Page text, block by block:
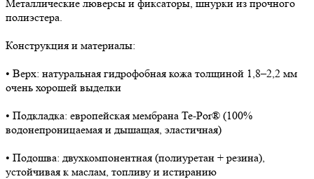
Металлические люверсы и фиксаторы, шнурки из прочного
полиэстера.
Конструкция и материалы:
• Верх: натуральная гидрофобная кожа толщиной 1,8–2,2 мм
очень хорошей выделки
• Подкладка: европейская мембрана Te-Por® (100%
водонепроницаемая и дышащая, эластичная)
• Подошва: двухкомпонентная (полиуретан + резина),
устойчивая к маслам, топливу и истиранию